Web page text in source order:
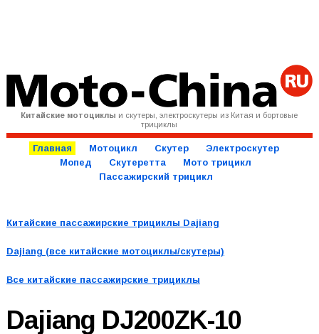
Китайские мотоциклы и скутеры, электроскутеры из Китая и бортовые
трициклы
Главная Мотоцикл Скутер
Электроскутер
Мопед
Скутеретта
Мото трицикл
Пассажирский трицикл
Китайские пассажирские трициклы Dajiang
Dajiang (все китайские мотоциклы/скутеры)
Все китайские пассажирские трициклы
Dajiang DJ200ZK-10